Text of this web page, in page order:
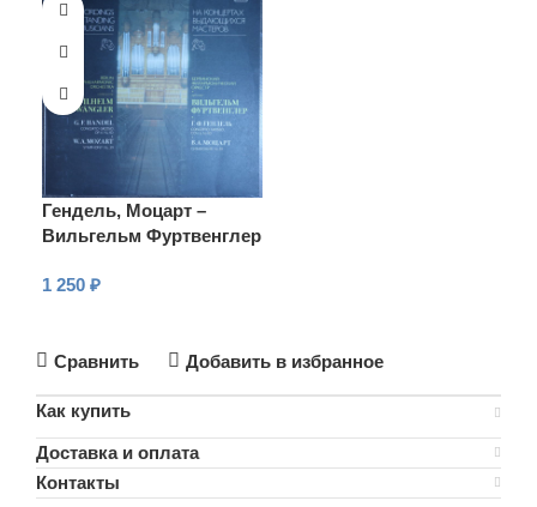
Гендель, Моцарт –
Вильгельм Фуртвенглер
Симфония № 39
1 250 ₽
Сравнить Добавить в избранное
Как купить
Доставка и оплата
Контакты